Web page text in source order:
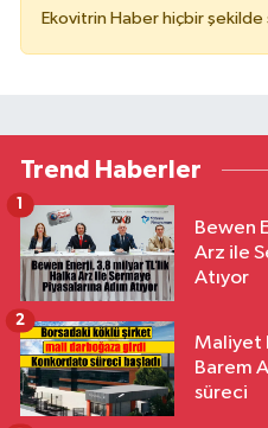
Ekovitrin Haber hiçbir
Trend Haberler
Bewen
Arz ile
Atıyor
1
Maliyet
Barem
süreci
2